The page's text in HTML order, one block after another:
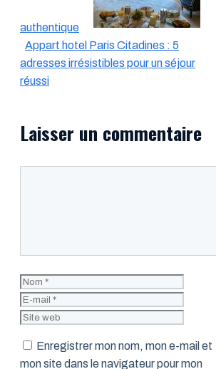
authentique
Appart hotel Paris Citadines : 5
adresses irrésistibles pour un séjour
réussi
Laisser un commentaire
Nom
Enregistrer mon nom, mon e-mail et
mon site dans le navigateur pour mon